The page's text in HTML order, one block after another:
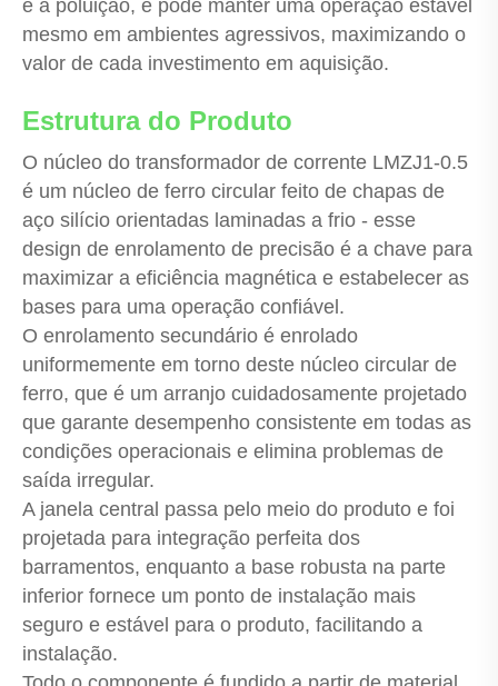
e à poluição, e pode manter uma operação estável
mesmo em ambientes agressivos, maximizando o
valor de cada investimento em aquisição.
Estrutura do Produto
O núcleo do transformador de corrente LMZJ1-0.5
é um núcleo de ferro circular feito de chapas de
aço silício orientadas laminadas a frio - esse
design de enrolamento de precisão é a chave para
maximizar a eficiência magnética e estabelecer as
bases para uma operação confiável.
O enrolamento secundário é enrolado
uniformemente em torno deste núcleo circular de
ferro, que é um arranjo cuidadosamente projetado
que garante desempenho consistente em todas as
condições operacionais e elimina problemas de
saída irregular.
A janela central passa pelo meio do produto e foi
projetada para integração perfeita dos
barramentos, enquanto a base robusta na parte
inferior fornece um ponto de instalação mais
seguro e estável para o produto, facilitando a
instalação.